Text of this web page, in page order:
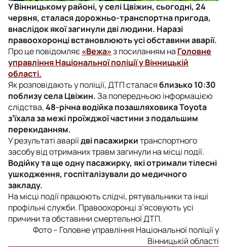
У Вінницькому районі, у селі Цвіжин, сьогодні, 24
червня, сталася дорожньо-транспортна пригода,
внаслідок якої загинули дві людини. Наразі
правоохоронці встановлюють усі обставини аварії.
Про це повідомляє«Вежа»з посиланням на Головне
управління Національної поліції у Вінницькій
області.
Як розповідають у поліції, ДТП сталасяблизько 10:30
поблизу села Цвіжин.За попередньою інформацією
слідства,48-річна водійка позашляховика Toyota
зʼїхала за межі проїжджої частини з подальшим
перекиданням.
У результаті аваріїдві пасажиркитранспортного
засобу від отриманих травм загинули на місці події.
Водійку та ще одну пасажирку, які отримали тілесні
ушкодження, госпіталізували до медичного
закладу.
На місці події працюють слідчі, рятувальники та інші
профільні служби. Правоохоронці з’ясовують усі
причини та обставини смертельної ДТП.
Фото – Головне управління Національної поліції у
Вінницькій області